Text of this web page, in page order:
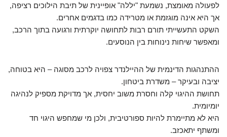
לפעולה מאומצת, נשמעת "יללה" אופיינית של תיבת הילוכים רציפה,
אך היא אינה מוגזמת או מטרידה כמו בדגמים אחרים.
השקט התעשייתי תורם רבות לתחושה יוקרתית ורגועה בתוך הרכב,
ומאפשר שיחות נינוחות בין הנוסעים.
ההתנהגות הדינמית של ההיילנדר צפויה לרכב מסוגה – היא בטוחה,
יציבה ובעיקר – משדרת ביטחון.
תחושת ההיגוי קלה וחסרת משוב יחסית, אך מדויקת מספיק לנהיגה
יומיומית.
היא לא מתיימרת להיות ספורטיבית, ולכן מי שמחפש היגוי חד
ומשתף יתאכזב.